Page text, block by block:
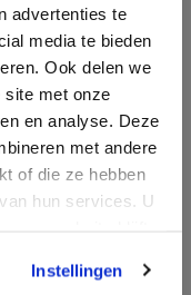
advertenties te
media te bieden
Ook delen we
site met onze
en analyse. Deze
met andere
of die ze hebben
hun services. U
Instellingen
onze
die deze
informatie die
hebben
diensten.
Targeting